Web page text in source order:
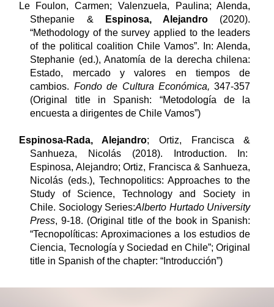
Le Foulon, Carmen; Valenzuela, Paulina; Alenda,
Sthepanie & Espinosa, Alejandro (2020).
“Methodology of the survey applied to the leaders
of the political coalition Chile Vamos”. In: Alenda,
Stephanie (ed.), Anatomía de la derecha chilena:
Estado, mercado y valores en tiempos de
cambios. Fondo de Cultura Económica,347-357
(Original title in Spanish: “Metodología de la
encuesta a dirigentes de Chile Vamos”)
Espinosa-Rada, Alejandro; Ortiz, Francisca &
Sanhueza, Nicolás (2018). Introduction. In:
Espinosa, Alejandro; Ortiz, Francisca & Sanhueza,
Nicolás (eds.), Technopolitics: Approaches to the
Study of Science, Technology and Society in
Chile. Sociology Series:Alberto Hurtado University
Press, 9-18. (Original title of the book in Spanish:
“Tecnopolíticas: Aproximaciones a los estudios de
Ciencia, Tecnología y Sociedad en Chile”; Original
title in Spanish of the chapter: “Introducción”)